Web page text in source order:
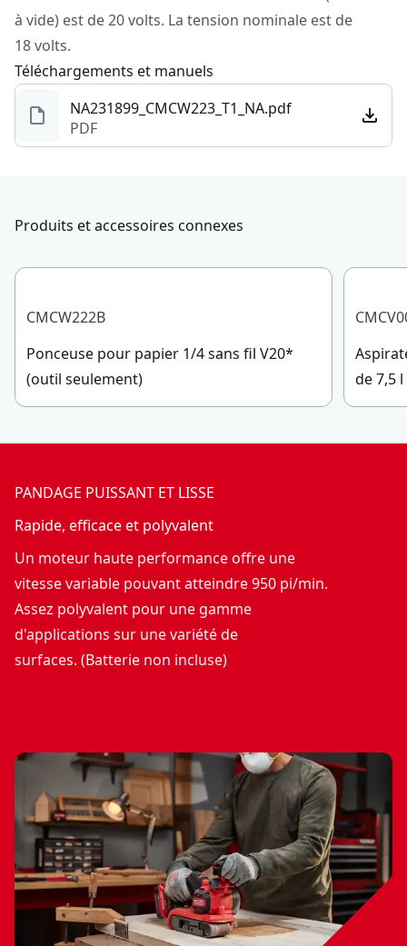
Type de moteur
Voir plus
veuillez soumettre une demande
Service à la clientèle
à vide) est de 20 volts. La tension nominale est de
18 volts.
Téléchargements et manuels
NA231899_CMCW223_T1_NA.pdf
PDF
Produits et accessoires connexes
CMCW222B
Ponceuse pour papier 1/4 sans fil V20*
(outil seulement)
de 7,5
PANDAGE PUISSANT ET LISSE
Rapide, efficace et polyvalent
Un moteur haute performance offre une
vitesse variable pouvant atteindre 950 pi/min.
Assez polyvalent pour une gamme
d'applications sur une variété de
surfaces. (Batterie non incluse)